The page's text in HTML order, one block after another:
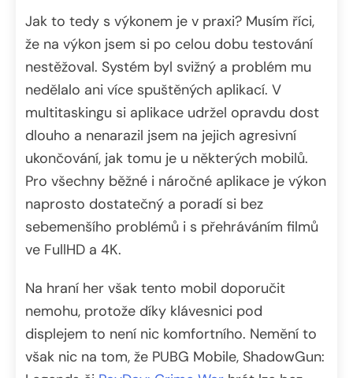
Jak to tedy s výkonem je v praxi? Musím říci,
že na výkon jsem si po celou dobu testování
nestěžoval. Systém byl svižný a problém mu
nedělalo ani více spuštěných aplikací. V
multitaskingu si aplikace udržel opravdu dost
dlouho a nenarazil jsem na jejich agresivní
ukončování, jak tomu je u některých mobilů.
Pro všechny běžné i náročné aplikace je výkon
naprosto dostatečný a poradí si bez
sebemenšího problémů i s přehráváním filmů
ve FullHD a 4K.
Na hraní her však tento mobil doporučit
nemohu, protože díky klávesnici pod
displejem to není nic komfortního. Nemění to
však nic na tom, že PUBG Mobile, ShadowGun: